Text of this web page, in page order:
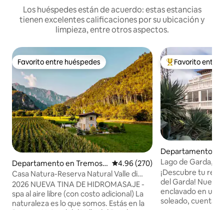
Los huéspedes están de acuerdo: estas estancias
tienen excelentes calificaciones por su ubicación y
limpieza, entre otros aspectos.
Favorito entre huéspedes
Favorito entre huéspedes
Departamento en Tremosi
ne sul Garda
Calificación promedio: 4.96 de
4.96 (270)
Casa Natura-Reserva Natural Valle di
Bondo
2026 NUEVA TINA DE HIDROMASAJE -
spa al aire libre (con costo adicional) La
naturaleza es lo que somos. Estás en la
De los mejores
Favorito entre
Departamento en
Garda
Lago de Garda,
¡Descubre tu
del Garda!
enclavado en un
soleado, cuenta